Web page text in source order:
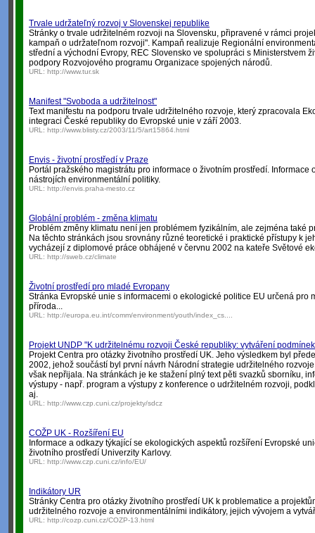
Trvale udržateľný rozvoj v Slovenskej republike
Stránky o trvale udržitelném rozvoji na Slovensku, připravené v rámci
kampaň o udržateľnom rozvoji". Kampaň realizuje Regionální
střední a východní Evropy, REC Slovensko ve spolupráci s Ministerstvem
podpory Rozvojového programu Organizace spojených národů.
URL: http://www.tur.sk
Manifest "Svoboda a udržitelnost"
Text manifestu na podporu trvale udržitelného rozvoje, který zpracovala
integraci České republiky do Evropské unie v září 2003.
URL: http://www.blisty.cz/2003/11/5/art15864.html
Envis - životní prostředí v Praze
Portál pražského magistrátu pro informace o životním prostředí. Informace
nástrojích environmentální politiky.
URL: http://envis.praha-mesto.cz
Globální problém - změna klimatu
Problém změny klimatu není jen problémem fyzikálním, ale zejména také
Na těchto stránkách jsou srovnány různé teoretické i praktické přístupy k
vycházejí z diplomové práce obhájené v červnu 2002 na kateře Světové
URL: http://sweb.cz/climate
Životní prostředí pro mladé Evropany
Stránka Evropské unie s informacemi o ekologické politice EU určená pro
příroda...
URL: http://europa.eu.int/comm/environment/youth/index_cs....
Projekt UNDP "K udržitelnému rozvoji České republiky: vytváření
Projekt Centra pro otázky životního prostředí UK. Jeho výsledkem byl
2002, jehož součástí byl první návrh Národní strategie udržitelného
však nepřijala. Na stránkách je ke stažení plný text pěti svazků sborníku,
výstupy - např. program a výstupy z konference o udržitelném rozvoji,
aj.
URL: http://www.czp.cuni.cz/projekty/sdcz
COŽP UK - Rozšíření EU
Informace a odkazy týkající se ekologických aspektů rozšíření Evropské
životního prostředí Univerzity Karlovy.
URL: http://www.czp.cuni.cz/info/EU/
Indikátory UR
Stránky Centra pro otázky životního prostředí UK k problematice a
udržitelného rozvoje a environmentálními indikátory, jejich vývojem a
URL: http://cozp.cuni.cz/COZP-13.html